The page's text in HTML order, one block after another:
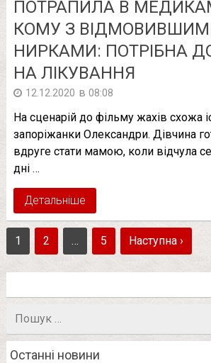
ПОТРАПИЛА В
КОМУ З
НИРКАМИ: ПОТРІБНА
НА ЛІКУВАННЯ
12.12.2020 в 08:08
На сценарій до фільму жахів схожа
запоріжанки Олександри. Дівчина
вдруге стати мамою, коли відчула
дні …
Детальніше
1 2 … 5 Наступна ›
Пошук
Останні новини